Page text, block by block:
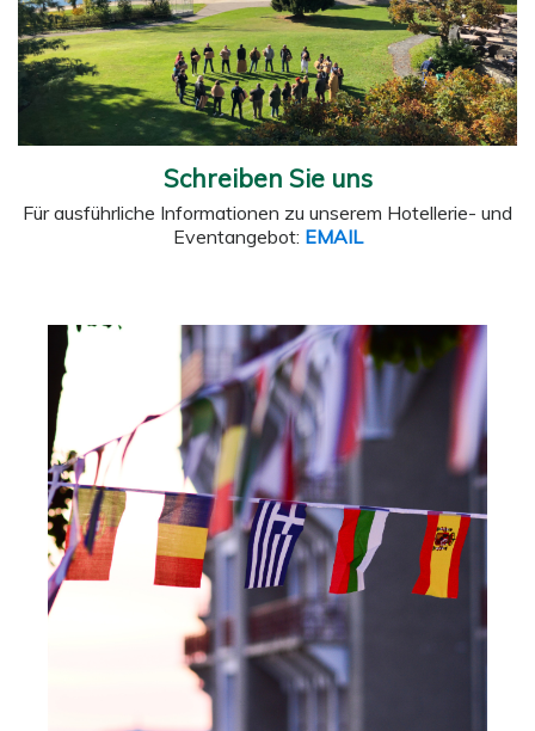
Schreiben Sie uns
Für ausführliche Informationen zu unserem Hotellerie- und
Eventangebot: EMAIL